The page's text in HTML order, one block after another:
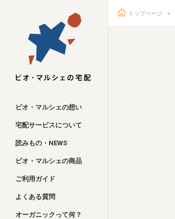
ビオ・マルシェ
ビオ・マルシェの想い
宅配サービスについて
読みもの・NEWS
ビオ・マルシェの商品
ご利用ガイド
よくある質問
オーガニックって何？
トップページ